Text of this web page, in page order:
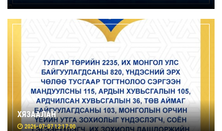
ХЯЗААЛАН
2026-07-07 12:17:00